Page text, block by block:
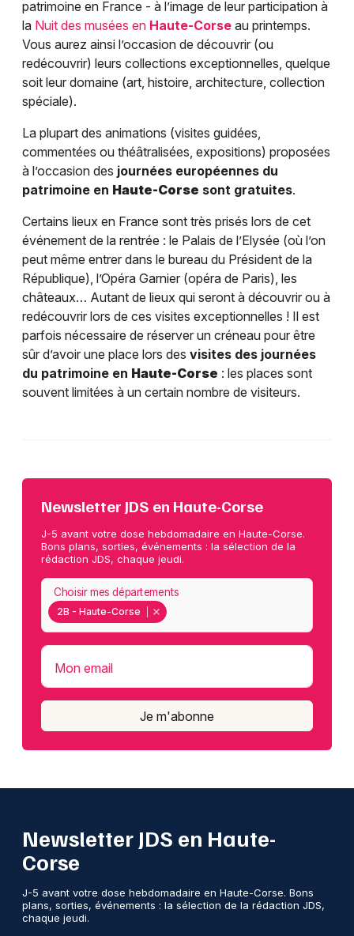
patrimoine en France - à l’image de leur participation à
la Nuit des musées en Haute-Corse au printemps.
Vous aurez ainsi l’occasion de découvrir (ou
redécouvrir) leurs collections exceptionnelles, quelque
soit leur domaine (art, histoire, architecture, collection
spéciale).
La plupart des animations (visites guidées,
commentées ou théâtralisées, expositions) proposées
à l’occasion des journées européennes du
patrimoine en Haute-Corse sont gratuites.
Certains lieux en France sont très prisés lors de cet
événement de la rentrée : le Palais de l’Elysée (où l’on
peut même entrer dans le bureau du Président de la
République), l’Opéra Garnier (opéra de Paris), les
châteaux… Autant de lieux qui seront à découvrir ou à
redécouvrir lors de ces visites exceptionnelles ! Il est
parfois nécessaire de réserver un créneau pour être
sûr d’avoir une place lors des visites des journées
du patrimoine en Haute-Corse : les places sont
souvent limitées à un certain nombre de visiteurs.
Newsletter JDS en Haute-Corse
J-5 avant votre dose hebdomadaire en Haute-Corse.
Bons plans, sorties, événements : la sélection de la
rédaction JDS, chaque jeudi.
2B - Haute-Corse
Choisir mes départements
Mon email
Je m'abonne
Newsletter JDS en Haute-
Corse
J-5 avant votre dose hebdomadaire en Haute-Corse. Bons
plans, sorties, événements : la sélection de la rédaction JDS,
chaque jeudi.